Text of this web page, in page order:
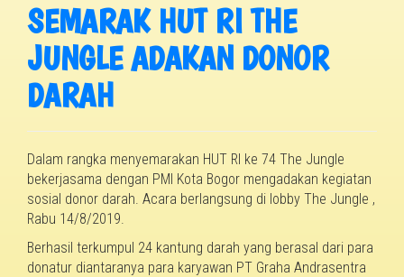
SEMARAK HUT RI THE
JUNGLE ADAKAN DONOR
DARAH
Dalam rangka menyemarakan HUT RI ke 74 The Jungle
bekerjasama dengan PMI Kota Bogor mengadakan kegiatan
sosial donor darah. Acara berlangsung di lobby The Jungle ,
Rabu 14/8/2019.
Berhasil terkumpul 24 kantung darah yang berasal dari para
donatur diantaranya para karyawan PT Graha Andrasentra